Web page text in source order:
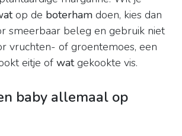
op de boterham doen, kies dan
smeerbaar beleg en gebruik niet
vruchten- of groentemoes, een
eitje of watgekookte vis.
baby allemaal op